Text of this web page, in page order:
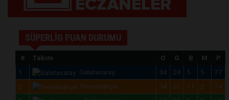
SÜPERLİG PUAN DURUMU
# Takım O G B M
P
1
Galatasaray 34 24 5 5
77
2
Fenerbahçe 34 21 11 2
74